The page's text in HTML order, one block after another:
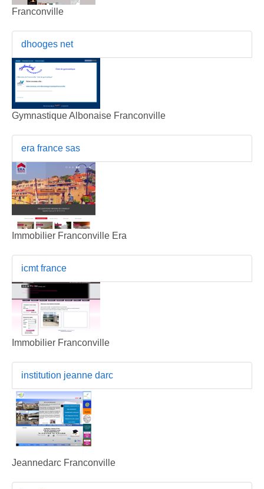
Franconville
dhooges net
Gymnastique Albonaise Franconville
era france sas
Immobilier Franconville Era
icmt france
Immobilier Franconville
institution jeanne darc
Jeannedarc Franconville